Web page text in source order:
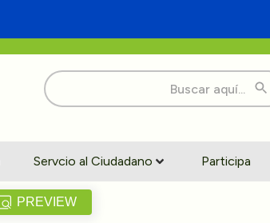
Buscar:
Servcio al Ciudadano Participa
PREVIEW